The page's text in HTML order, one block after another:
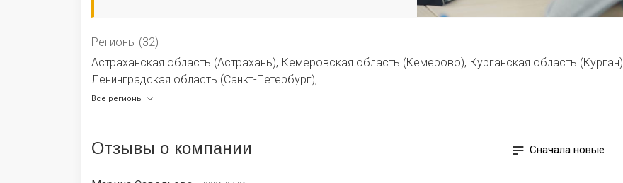
Регионы (32)
Астраханская область (Астрахань), Кемеровская область (Кемерово), Курганская область (Курган)
Ленинградская область (Санкт-Петербург),
Сначала новые
Отзывы о компании